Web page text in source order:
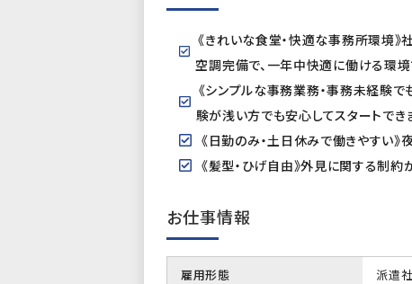
《きれいな食堂・快適な事務所環境
空調完備で、一年中快適に働ける環境
《シンプルな事務業務・事務未経験
験が浅い方でも安心してスタートでき
《日勤のみ・土日休みで働きやすい》
《髪型・ひげ自由》外見に関する制約
お仕事情報
雇用形態 派遣